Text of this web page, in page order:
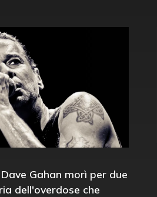
Gahan morì per due
dell'overdose che